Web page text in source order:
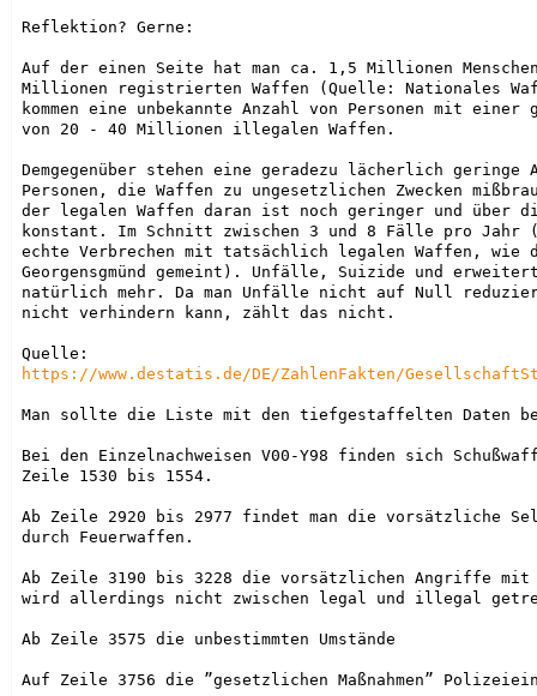
Reflektion? Gerne:
Auf der einen Seite hat man ca. 1,5 Millionen
Millionen registrierten Waffen (Quelle: Nationales
kommen eine unbekannte Anzahl von Personen mit einer
von 20 - 40 Millionen illegalen Waffen.
Demgegenüber stehen eine geradezu lächerlich geringe
Personen, die Waffen zu ungesetzlichen Zwecken
der legalen Waffen daran ist noch geringer und über
konstant. Im Schnitt zwischen 3 und 8 Fälle pro Jahr
echte Verbrechen mit tatsächlich legalen Waffen, wie
Georgensgmünd gemeint). Unfälle, Suizide und
natürlich mehr. Da man Unfälle nicht auf Null
nicht verhindern kann, zählt das nicht.
https://www.destatis.de/DE/ZahlenFakten/
Man sollte die Liste mit den tiefgestaffelten Daten
Bei den Einzelnachweisen V00-Y98 finden sich
Zeile 1530 bis 1554.
Ab Zeile 2920 bis 2977 findet man die vorsätzliche
durch Feuerwaffen.
Ab Zeile 3190 bis 3228 die vorsätzlichen Angriffe mit
wird allerdings nicht zwischen legal und illegal
Ab Zeile 3575 die unbestimmten Umstände
Auf Zeile 3756 die ”gesetzlichen Maßnahmen”